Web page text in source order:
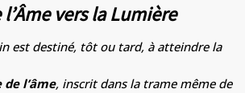
vers la Lumière
est destiné, tôt ou tard, à atteindre la
l’âme, inscrit dans la trame même de